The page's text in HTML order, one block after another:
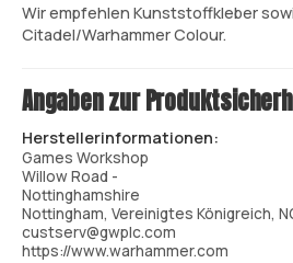
Wir empfehlen Kunststoffkleber
Citadel/Warhammer Colour.
Angaben zur
Herstellerinformationen:
Games Workshop
Willow Road -
Nottinghamshire
Nottingham, Vereinigtes Königreich,
custserv@gwplc.com
https://www.warhammer.com